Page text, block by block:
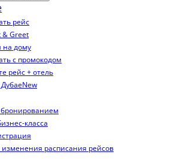
рейс
& Greet
на дому
с промокодом
рейс + отель
New
класса
расписания рейсов